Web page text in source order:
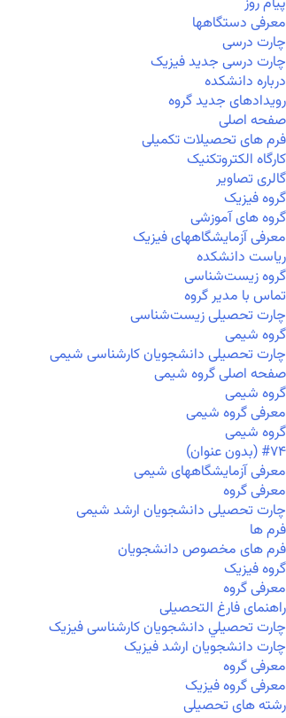
معرفی دستگاهها
چارت درسی
چارت درسی جدید فیزیک
درباره دانشکده
رویدادهای جدید گروه
صفحه اصلی
فرم های تحصیلات تکمیلی
کارگاه الکتروتکنیک
گالری تصاویر
گروه فیزیک
گروه های آموزشی
معرفی آزمایشگاههای فیزیک
ریاست دانشکده
گروه زیست‌شناسی
تماس با مدیر گروه
چارت تحصیلی زیست‌شناسی
گروه شیمی
چارت تحصیلی دانشجویان کارشناسی شیمی
صفحه اصلی گروه شیمی
گروه شیمی
معرفی گروه شیمی
گروه شیمی
#۷۴ (بدون عنوان)
معرفی آزمایشگاههای شیمی
معرفی گروه
چارت تحصیلی دانشجویان ارشد شیمی
فرم ها
فرم های مخصوص دانشجویان
گروه فیزیک
معرفی گروه
راهنمای فارغ التحصیلی
چارت تحصيلي دانشجویان کارشناسی فیزیک
چارت دانشجویان ارشد فیزیک
معرفی گروه
معرفی گروه فیزیک
رشته های تحصیلی